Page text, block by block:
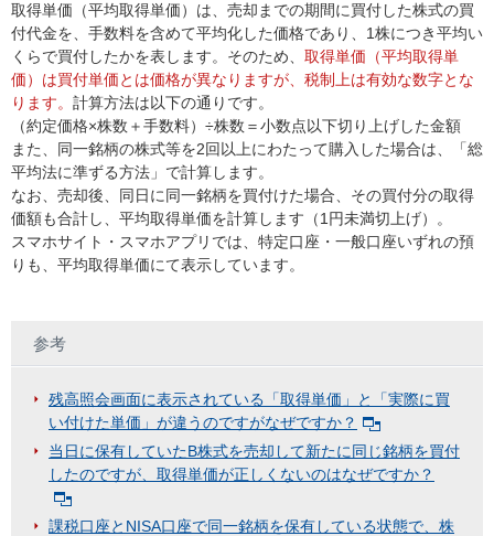
取得単価（平均取得単価）は、売却までの期間に買付した株式の買
付代金を、手数料を含めて平均化した価格であり、1株につき平均い
くらで買付したかを表します。そのため、 取得単価（平均取得単
価）は買付単価とは価格が異なりますが、税制上は有効な数字とな
ります。 計算方法は以下の通りです。
（約定価格×株数＋手数料）÷株数＝小数点以下切り上げした金額
また、同一銘柄の株式等を2回以上にわたって購入した場合は、「総
平均法に準ずる方法」で計算します。
なお、売却後、同日に同一銘柄を買付けた場合、その買付分の取得
価額も合計し、平均取得単価を計算します（1円未満切上げ）。
スマホサイト・スマホアプリでは、特定口座・一般口座いずれの預
りも、平均取得単価にて表示しています。
参考
残高照会画面に表示されている「取得単価」と「実際に買
い付けた単価」が違うのですがなぜですか？
当日に保有していたB株式を売却して新たに同じ銘柄を買付
したのですが、取得単価が正しくないのはなぜですか？
課税口座とNISA口座で同一銘柄を保有している状態で、株